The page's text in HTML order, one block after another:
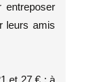
entreposer
leurs amis
et 27 € ; à